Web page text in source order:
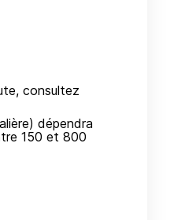
consultez
dépendra
150 et 800